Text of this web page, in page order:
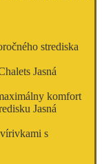
strediska
Jasná
komfort
Jasná
s